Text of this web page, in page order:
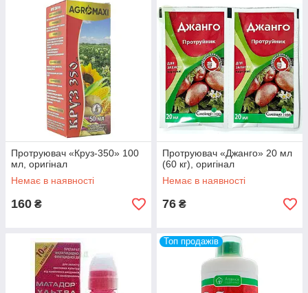
Протруювач «Круз-350» 100
мл, оригінал
Немає в наявності
160 ₴
Протруювач «Джанго» 20 мл
(60 кг), оригінал
Немає в наявності
76 ₴
Топ продажів